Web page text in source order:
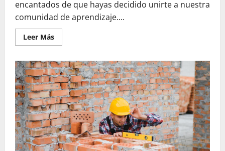
encantados de que hayas decidido unirte a nuestra
comunidad de aprendizaje....
Leer MásLeer
más
Curso
de
Peluquería